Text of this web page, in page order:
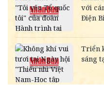
MYR
KWD
CAD
18,222.10
CHF
31,486.79
INR